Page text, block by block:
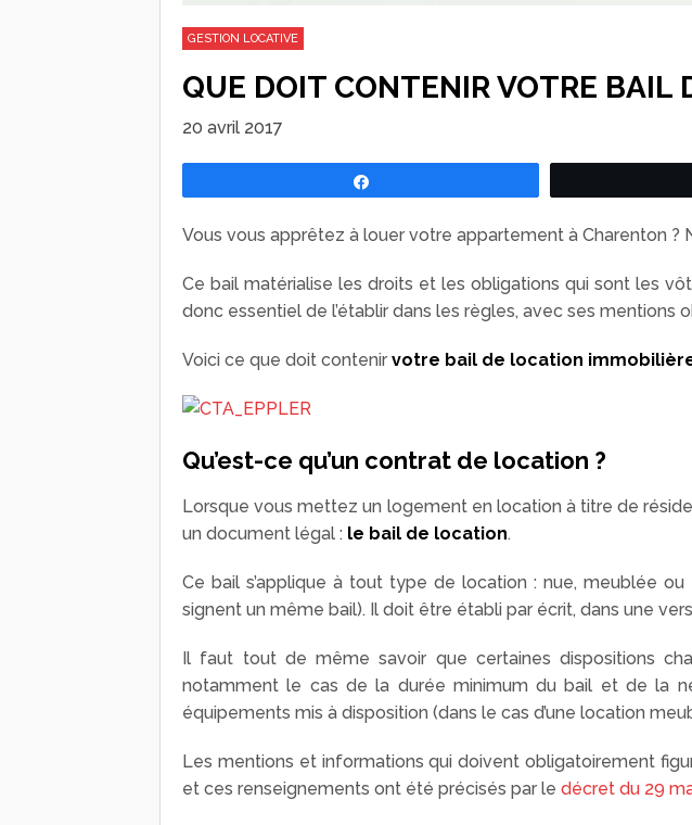
GESTION LOCATIVE
QUE DOIT CONTENIR VOTRE BAIL
20 avril 2017
Vous vous apprêtez à louer votre appartement à Charenton ?
Ce bail matérialise les droits et les obligations qui sont les
donc essentiel de l’établir dans les règles, avec ses mentions
Voici ce que doit contenir votre bail de location
Qu’est-ce qu’un contrat de location ?
Lorsque vous mettez un logement en location à titre de
un document légal : le bail de location.
Ce bail s’applique à tout type de location : nue, meublée
signent un même bail). Il doit être établi par écrit, dans une
Il faut tout de même savoir que certaines dispositions
notamment le cas de la durée minimum du bail et de la
équipements mis à disposition (dans le cas d’une location
Les mentions et informations qui doivent obligatoirement
et ces renseignements ont été précisés par le décret du 29